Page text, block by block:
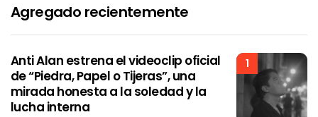
Agregado recientemente
1
Anti Alan estrena el videoclip oficial
de “Piedra, Papel o Tijeras”, una
mirada honesta a la soledad y la
lucha interna